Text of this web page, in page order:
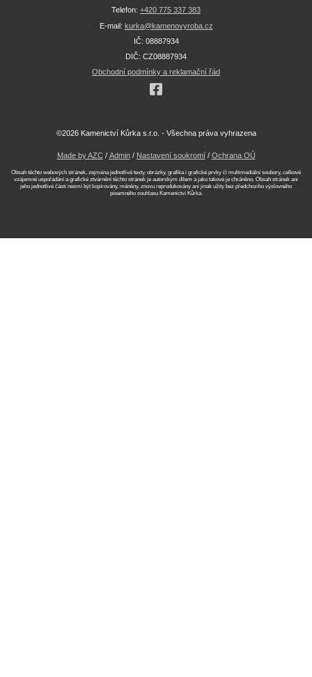
Telefon: +420 775 337 383
E-mail: kurka@kamenovyroba.cz
IČ: 08887934
DIČ: CZ08887934
Obchodní podmínky a reklamační řád
©2026 Kamenictví Kůrka s.r.o. - Všechna práva vyhrazena
Made by AZC/ Admin/ Nastavení soukromí/ Ochrana OÚ
Obsah těchto webových stránek, zejména jednotlivé texty, obrázky, grafika i grafické prvky či multimediální soubory, celkové
vzájemné uspořádání a grafické ztvárnění těchto stránek je autorským dílem a jako takové je chráněno. Obsah stránek ani
jeho jednotlivé části nesmí být kopírovány, měněny, znovu reprodukovány ani jinak užity bez předchozího výslovného
písemného souhlasu Kamenictví Kůrka.